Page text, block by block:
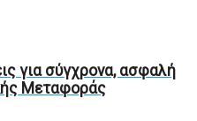
για σύγχρονα, ασφαλή
Μεταφοράς